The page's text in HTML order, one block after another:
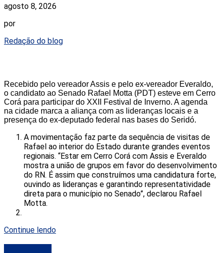
agosto 8, 2026
por
Redação do blog
Recebido pelo vereador Assis e pelo ex-vereador Everaldo,
o candidato ao Senado Rafael Motta (PDT) esteve em Cerro
Corá para participar do XXII Festival de Inverno. A agenda
na cidade marca a aliança com as lideranças locais e a
presença do ex-deputado federal nas bases do Seridó.
A movimentação faz parte da sequência de visitas de
Rafael ao interior do Estado durante grandes eventos
regionais. “Estar em Cerro Corá com Assis e Everaldo
mostra a união de grupos em favor do desenvolvimento
do RN. É assim que construímos uma candidatura forte,
ouvindo as lideranças e garantindo representatividade
direta para o município no Senado”, declarou Rafael
Motta.
Continue lendo